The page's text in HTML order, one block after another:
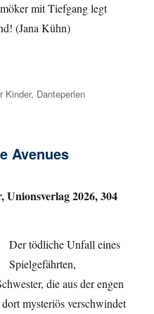
mit Tiefgang legt
(Jana Kühn)
Kinder, Danteperlen
Avenues
Unionsverlag 2026, 304
Der tödliche Unfall eines
Spielgefährten,
die aus der engen
mysteriös verschwindet